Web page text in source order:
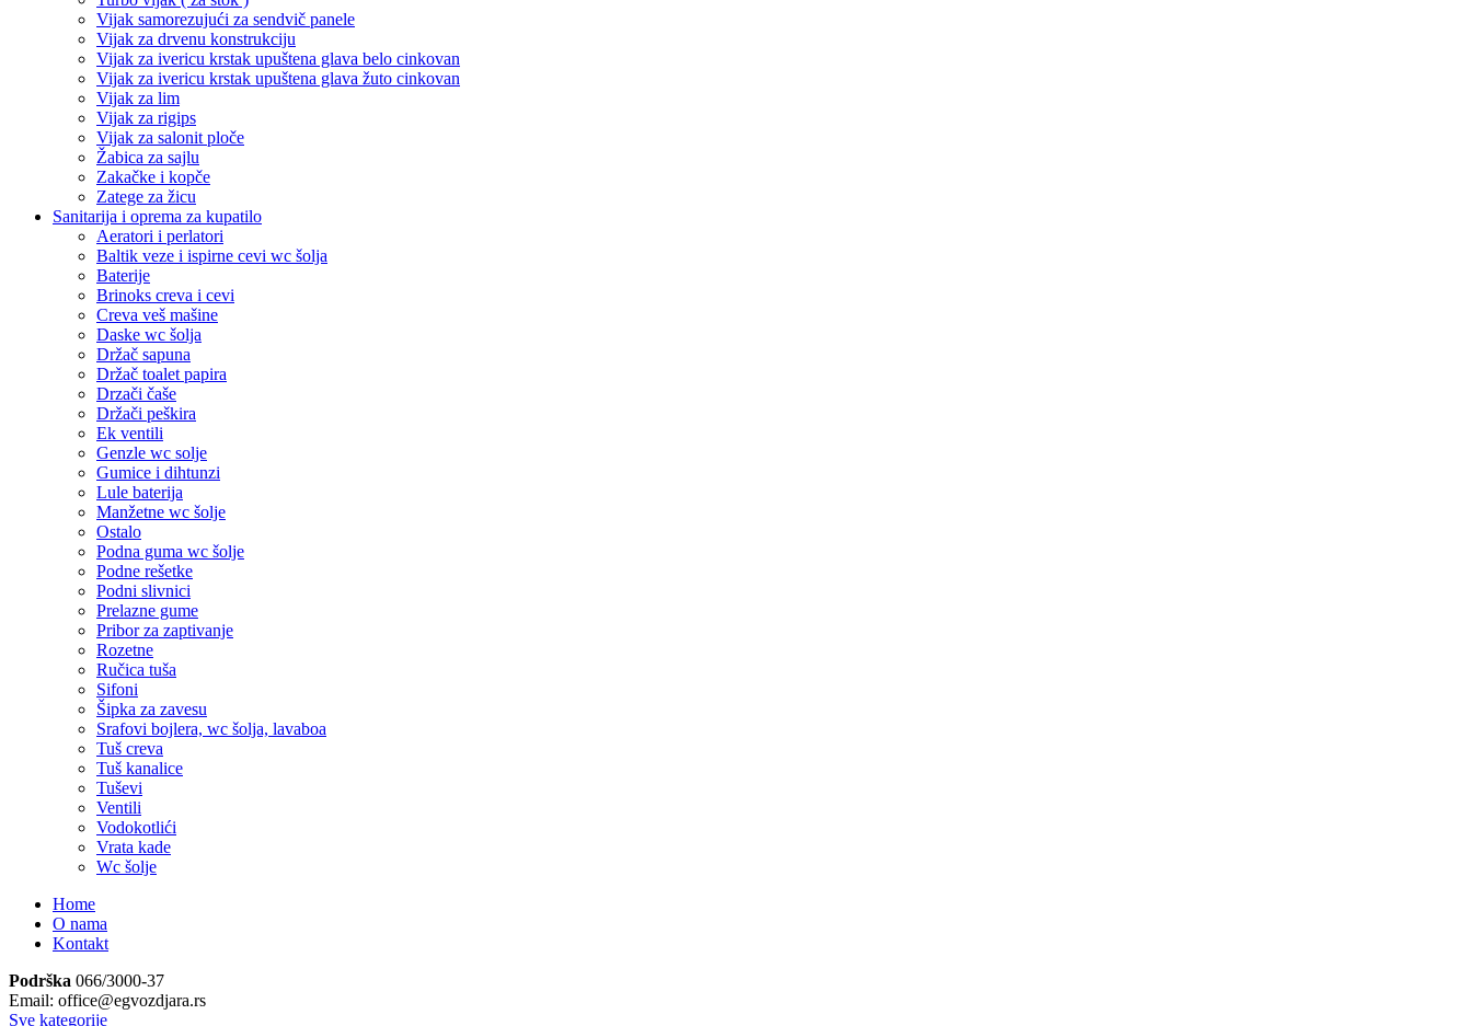
Vijak samorezujući za sendvič panele
Vijak za drvenu konstrukciju
Vijak za ivericu krstak upuštena glava belo cinkovan
Vijak za ivericu krstak upuštena glava žuto cinkovan
Vijak za lim
Vijak za rigips
Vijak za salonit ploče
Žabica za sajlu
Zakačke i kopče
Zatege za žicu
Sanitarija i oprema za kupatilo
Aeratori i perlatori
Baltik veze i ispirne cevi wc šolja
Baterije
Brinoks creva i cevi
Creva veš mašine
Daske wc šolja
Držač sapuna
Držač toalet papira
Drzači čaše
Držači peškira
Ek ventili
Genzle wc solje
Gumice i dihtunzi
Lule baterija
Manžetne wc šolje
Ostalo
Podna guma wc šolje
Podne rešetke
Podni slivnici
Prelazne gume
Pribor za zaptivanje
Rozetne
Ručica tuša
Sifoni
Šipka za zavesu
Srafovi bojlera, wc šolja, lavaboa
Tuš creva
Tuš kanalice
Tuševi
Ventili
Vodokotlići
Vrata kade
Wc šolje
Home
O nama
Kontakt
Podrška 066/3000-37
Email: office@egvozdjara.rs
Sve kategorije